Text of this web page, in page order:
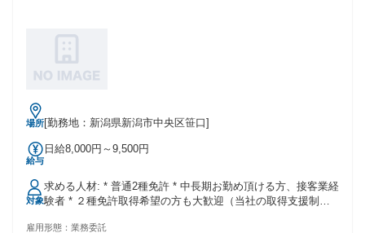
場所[勤務地：新潟県新潟市中央区笹口]
給与
日給8,000円～9,500円
対象
求める人材: * 普通2種免許 * 中長期お勤め頂ける方、接客業経
験者 * ２種免許取得希望の方も大歓迎（当社の取得支援制度
雇用形態： 業務委託